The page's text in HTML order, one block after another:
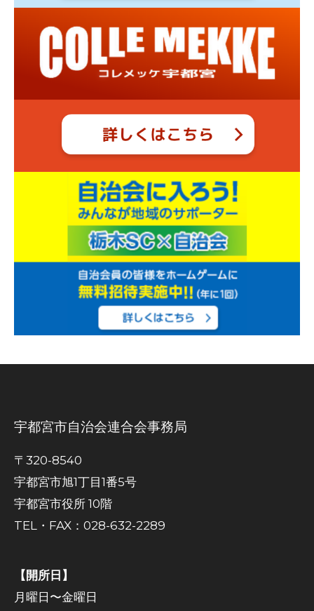
宇都宮市自治会連合会事務局
〒320-8540
宇都宮市旭1丁目1番5号
宇都宮市役所 10階
TEL・FAX：028-632-2289
【開所日】
月曜日〜金曜日